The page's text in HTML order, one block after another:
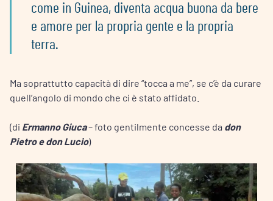
come in Guinea, diventa acqua buona da bere
e amore per la propria gente e la propria
terra.
Ma soprattutto capacità di dire “tocca a me”, se c’è da curare
quell’angolo di mondo che ci è stato affidato.
(di Ermanno Giuca– foto gentilmente concesse da don
Pietro e don Lucio)